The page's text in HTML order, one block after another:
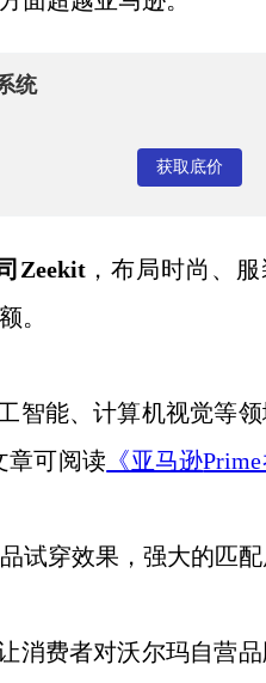
统
获取底价
Zeekit，布局时尚、服
。
智能、计算机视觉等
章可阅读 《亚马逊
试穿效果，强大的匹
让消费者对沃尔玛自营